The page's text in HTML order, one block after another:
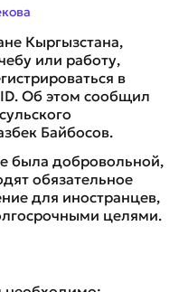
Кыргызстана,
или работу,
в
Об этом сообщил
Байбосов.
была добровольной,
обязательное
для иностранцев,
целями.